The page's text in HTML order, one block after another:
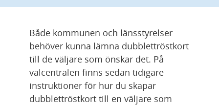
Både kommunen och länsstyrelser
behöver kunna lämna dubblettröstkort
till de väljare som önskar det. På
valcentralen finns sedan tidigare
instruktioner för hur du skapar
dubblettröstkort till en väljare som